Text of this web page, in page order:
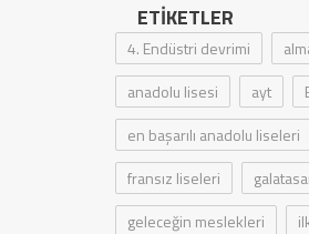
ETIKETLER
4. Endüstri devrimi
anadolu lisesi
ayt
en başarılı anadolu liseleri
fransız liseleri
geleceğin meslekleri